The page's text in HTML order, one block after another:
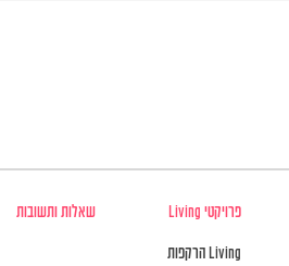
פרויקטי Living
Living הרקפות
שאלות ותשובות